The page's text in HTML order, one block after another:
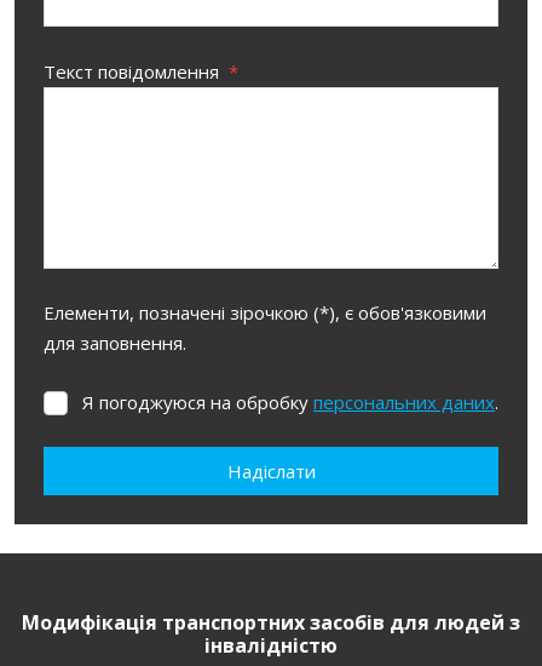
Текст повідомлення *
Елементи, позначені зірочкою (*), є обов'язковими
для заповнення.
на
даних.
Я погоджуюся на обробку персональних даних.
Надіслати
завантажити
Модифікація транспортних засобів для людей з
інвалідністю